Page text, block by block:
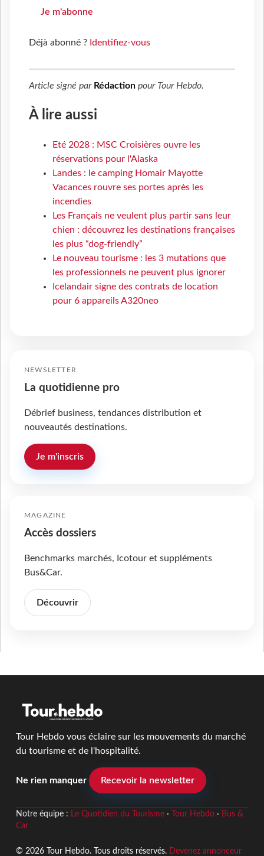
Je m'abonne
Déjà abonné ? Identifiez-vous
Article signé par Rédaction pour Tour Hebdo.
À lire aussi
Eté 2028 : MSC Croisières ouvre les
réservations pour l'Alaska
Landes : le camping Homair Mayotte
Vacances rouvre ses portes après les
incendies
Les Français ne veulent plus partir sans leur
chien : découvrez les destinations françaises
les plus “dog-friendly”
Le nouveau tourisme : les 3 mutations que
les professionnels ne peuvent plus ignorer
Icelandair signe des contrats de location
pour 6 appareils A320neo
NEWSLETTER
La quotidienne pro
Débrief business, tendances distribution et
nouveautés destinations.
Je m'inscris
MAGAZINE
Accès dossiers
Benchmarks marchés, Icotour et suppléments
Bus&Car.
Découvrir
Tour Hebdo vous éclaire sur les mouvements du marché
du tourisme et de l'hospitalité.
Ne rien manquer Recevoir la newsletter
Notre équipe : Le Quotidien du Tourisme· Tour Hebdo· Bus &
Car
© 2026 Tour Hebdo. Tous droits réservés. Devenez annonceur